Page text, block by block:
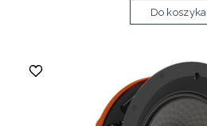
Do koszyka